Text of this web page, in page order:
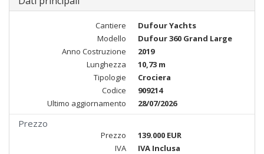
Cantiere
Dufour Yachts
Modello
Dufour 360 Grand Large
Anno Costruzione
2019
Lunghezza
10,73 m
Tipologie
Crociera
Codice
909214
Ultimo aggiornamento
28/07/2026
Prezzo
Prezzo
139.000 EUR
IVA
IVA Inclusa